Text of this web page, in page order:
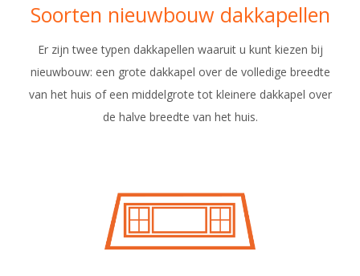
Soorten nieuwbouw dakkapellen
Er zijn twee typen dakkapellen waaruit u kunt kiezen bij
nieuwbouw: een grote dakkapel over de volledige breedte
van het huis of een middelgrote tot kleinere dakkapel over
de halve breedte van het huis.